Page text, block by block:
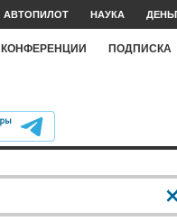
АВТОПИЛОТ НАУКА
КОНФЕРЕНЦИИ ПОДПИСКА